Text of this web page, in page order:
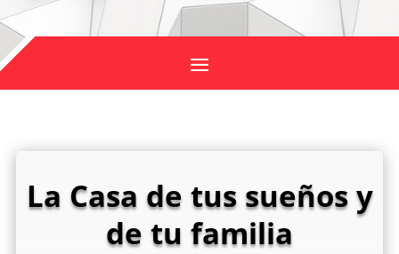
La Casa de tus sueños y
de tu familia